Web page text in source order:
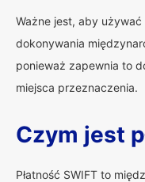
Ważne jest, aby
dokonywania
ponieważ zapewnia to
miejsca przeznaczenia.
Czym jest
Płatność SWIFT to